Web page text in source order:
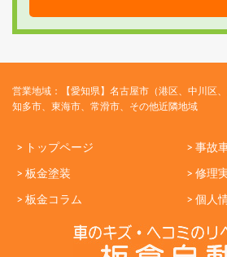
営業地域：【愛知県】名古屋市（港区、中川区
知多市、東海市、常滑市、その他近隣地域
> トップページ
> 事故
> 板金塗装
> 修理
> 板金コラム
> 個人